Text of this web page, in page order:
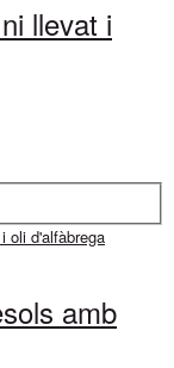
llevat i
amb